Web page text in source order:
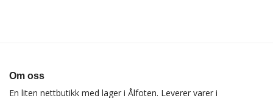
Om oss
En liten nettbutikk med lager i Ålfoten. Leverer varer i